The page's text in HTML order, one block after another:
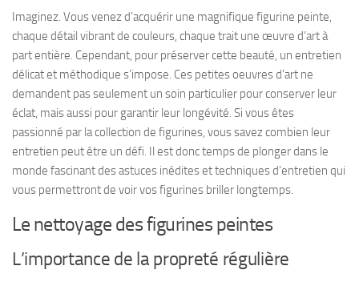
Imaginez. Vous venez d’acquérir une magnifique figurine peinte,
chaque détail vibrant de couleurs, chaque trait une œuvre d’art à
part entière. Cependant, pour préserver cette beauté, un entretien
délicat et méthodique s’impose. Ces petites oeuvres d’art ne
demandent pas seulement un soin particulier pour conserver leur
éclat, mais aussi pour garantir leur longévité. Si vous êtes
passionné par la collection de figurines, vous savez combien leur
entretien peut être un défi. Il est donc temps de plonger dans le
monde fascinant des astuces inédites et techniques d’entretien qui
vous permettront de voir vos figurines briller longtemps.
Le nettoyage des figurines peintes
L’importance de la propreté régulière